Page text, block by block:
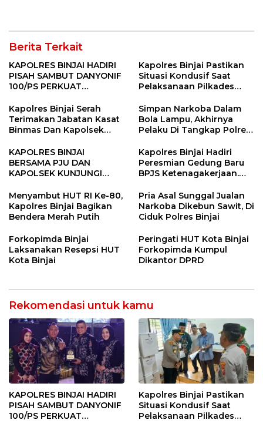
Berita Terkait
KAPOLRES BINJAI HADIRI
PISAH SAMBUT DANYONIF
100/PS PERKUAT
Kapolres Binjai Pastikan
Situasi Kondusif Saat
Pelaksanaan Pilkades
Kapolres Binjai Serah
Terimakan Jabatan Kasat
Binmas Dan Kapolsek
Simpan Narkoba Dalam
Bola Lampu, Akhirnya
Pelaku Di Tangkap Polres
KAPOLRES BINJAI
BERSAMA PJU DAN
KAPOLSEK KUNJUNGI
BINJAI
Kapolres Binjai Hadiri
Peresmian Gedung Baru
BPJS Ketenagakerjaan.
Menyeluruh bagi Pekerja”
Menyambut HUT RI Ke-80,
Kapolres Binjai Bagikan
Bendera Merah Putih
Pria Asal Sunggal Jualan
Narkoba Dikebun Sawit, Di
Ciduk Polres Binjai
Forkopimda Binjai
Laksanakan Resepsi HUT
Kota Binjai
Peringati HUT Kota Binjai
Forkopimda Kumpul
Dikantor DPRD
Rekomendasi untuk kamu
KAPOLRES BINJAI HADIRI
PISAH SAMBUT DANYONIF
100/PS PERKUAT
Kapolres Binjai Pastikan
Situasi Kondusif Saat
Pelaksanaan Pilkades